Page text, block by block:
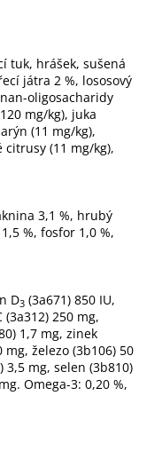
tuk, hrášek, sušená
játra 2 %, lososový
oligosacharidy
mg/kg), juka
(11 mg/kg),
citrusy (11 mg/kg),
3,1 %, hrubý
%, fosfor 1,0 %,
D3 (3a671) 850 IU,
250 mg,
1,7 mg, zinek
mg, železo (3b106) 50
3,5 mg, selen (3b810)
Omega-3: 0,20 %,